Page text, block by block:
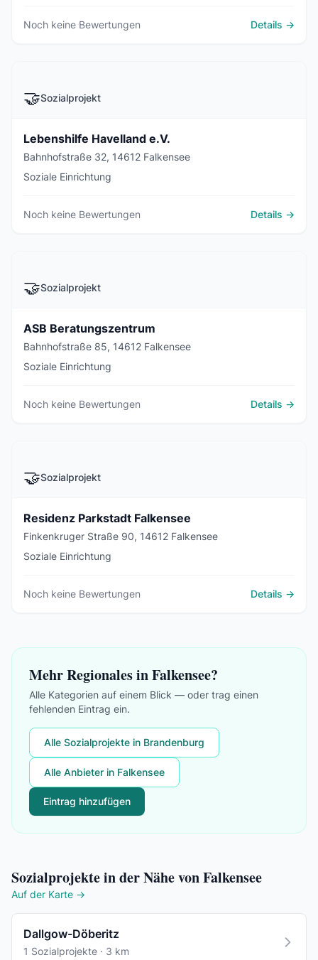
Noch keine Bewertungen Details →
🤝Sozialprojekt
Lebenshilfe Havelland e.V.
Bahnhofstraße 32, 14612 Falkensee
Soziale Einrichtung
Noch keine Bewertungen Details →
🤝Sozialprojekt
ASB Beratungszentrum
Bahnhofstraße 85, 14612 Falkensee
Soziale Einrichtung
Noch keine Bewertungen Details →
🤝Sozialprojekt
Residenz Parkstadt Falkensee
Finkenkruger Straße 90, 14612 Falkensee
Soziale Einrichtung
Noch keine Bewertungen Details →
Mehr Regionales in Falkensee?
Alle Kategorien auf einem Blick — oder trag einen
fehlenden Eintrag ein.
Alle Sozialprojekte in Brandenburg
Alle Anbieter in Falkensee
Eintrag hinzufügen
Sozialprojekte in der Nähe von Falkensee
Auf der Karte →
Dallgow-Döberitz
1 Sozialprojekte · 3 km